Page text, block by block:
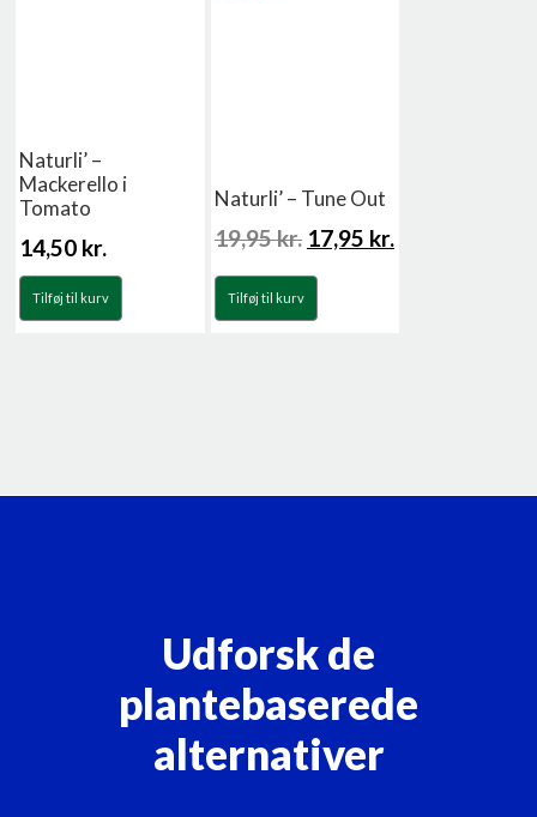
Naturli’ –
Mackerello i
Tomato
14,50 kr.
Tilføj til kurv
Naturli’ – Tune Out
19,95kr. 17,95 kr.
Tilføj til kurv
Udforsk de
plantebaserede
alternativer